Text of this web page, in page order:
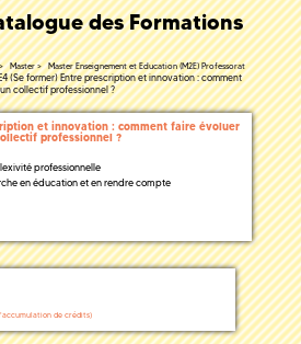
des Formations
Master
Master Enseignement et Education (M2E) Professorat
(Se former) Entre prescription et innovation : comment
collectif professionnel ?
et innovation : comment faire évoluer
professionnel ?
professionnelle
en éducation et en rendre compte
de crédits)